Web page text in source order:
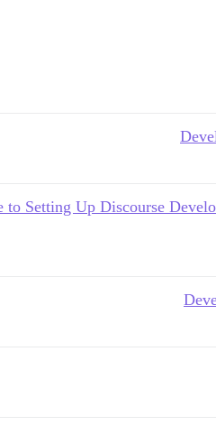
Guide to Setting Up Discourse